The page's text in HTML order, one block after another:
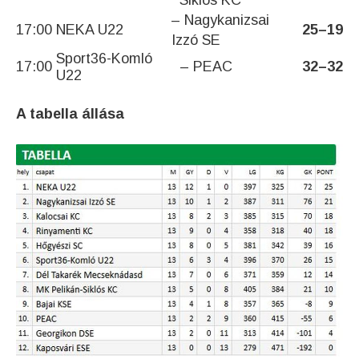
17:00 NEKA U22
– Nagykanizsai
Izzó SE
25–19
17:00 Sport36-Komló
U22
– PEAC 32–32
A tabella állása